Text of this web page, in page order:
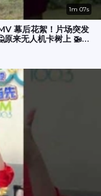
1m 07s
幕后花絮！片场突发
原来无人机卡树上 🚁
！🎉